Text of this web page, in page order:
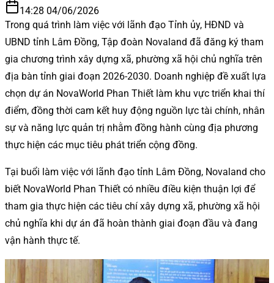
14:28 04/06/2026
Trong quá trình làm việc với lãnh đạo Tỉnh ủy, HĐND và
UBND tỉnh Lâm Đồng, Tập đoàn Novaland đã đăng ký tham
gia chương trình xây dựng xã, phường xã hội chủ nghĩa trên
địa bàn tỉnh giai đoạn 2026-2030. Doanh nghiệp đề xuất lựa
chọn dự án NovaWorld Phan Thiết làm khu vực triển khai thí
điểm, đồng thời cam kết huy động nguồn lực tài chính, nhân
sự và năng lực quản trị nhằm đồng hành cùng địa phương
thực hiện các mục tiêu phát triển cộng đồng.
Tại buổi làm việc với lãnh đạo tỉnh Lâm Đồng, Novaland cho
biết NovaWorld Phan Thiết có nhiều điều kiện thuận lợi để
tham gia thực hiện các tiêu chí xây dựng xã, phường xã hội
chủ nghĩa khi dự án đã hoàn thành giai đoạn đầu và đang
vận hành thực tế.